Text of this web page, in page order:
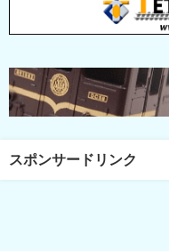
スポンサードリンク